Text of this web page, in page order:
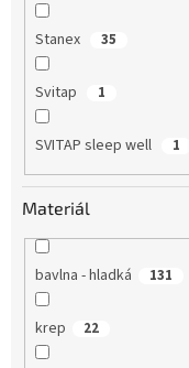
Stanex 35
Svitap 1
SVITAP sleep well 1
Materiál
bavlna - hladká 131
krep 22